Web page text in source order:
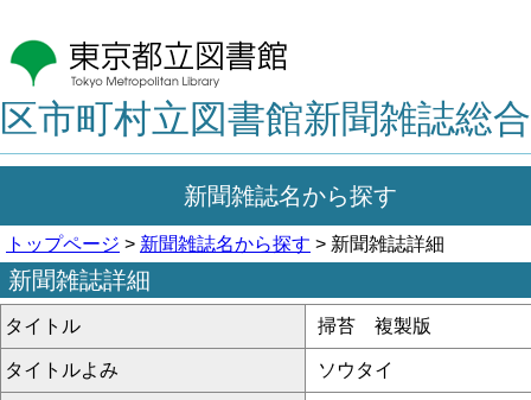
区市町村立図書館新聞雑誌総
新聞雑誌名から探す
トップページ > 新聞雑誌名から探す > 新聞雑誌詳細
新聞雑誌詳細
タイトル 掃苔 複製版
タイトルよみ ソウタイ